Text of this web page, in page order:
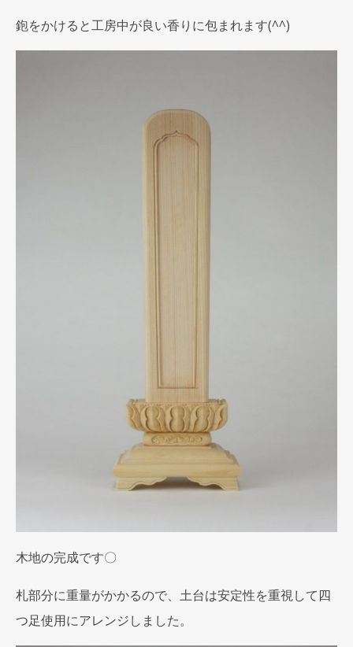
鉋をかけると工房中が良い香りに包まれます(^^)
木地の完成です〇
札部分に重量がかかるので、土台は安定性を重視して四
つ足使用にアレンジしました。